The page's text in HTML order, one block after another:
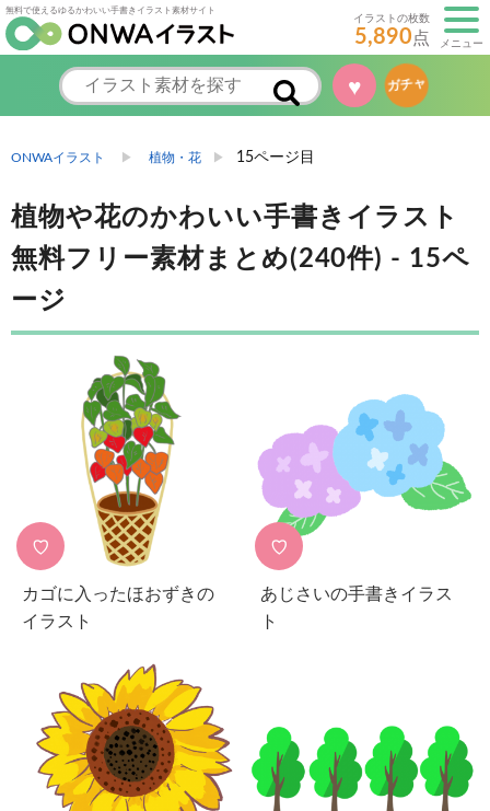
無料で使えるゆるかわいい手書きイラスト素材サイト
イラストの枚数
5,890点 メニュー
♥ ガチャ
ONWAイラスト 植物・花 15ページ目
植物や花のかわいい手書きイラスト
無料フリー素材まとめ(240件) - 15ペ
ージ
♡
カゴに入ったほおずきの
イラスト
♡
あじさいの手書きイラス
ト